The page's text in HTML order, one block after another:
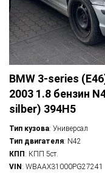
BMW 3-series
2003 1.8 бензин
silber) 394H5
Тип кузова: Универсал
Тип двигателя: N42
КПП: КПП 5ст.
VIN: WBAAX31000PG27241